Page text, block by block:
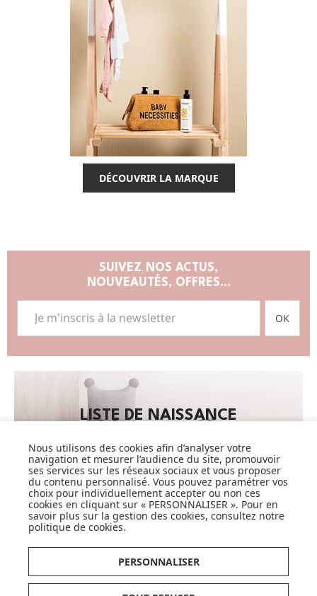
DÉCOUVRIR LA MARQUE
SUIVEZ NOS ACTUS,
NOUVEAUTÉS, OFFRES...
OK
LISTE DE NAISSANCE
JE DÉCOUVRE
CARTES CADEAUX
JE DÉCOUVRE
Nous utilisons des cookies afin d’analyser votre
navigation et mesurer l’audience du site, promouvoir
ses services sur les réseaux sociaux et vous proposer
du contenu personnalisé. Vous pouvez paramétrer vos
choix pour individuellement accepter ou non ces
cookies en cliquant sur « PERSONNALISER ». Pour en
savoir plus sur la gestion des cookies, consultez notre
politique de cookies.
PERSONNALISER